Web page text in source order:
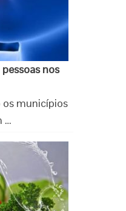
nos
os municípios
…